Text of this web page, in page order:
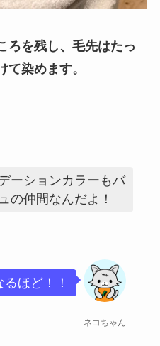
ろを残し、毛先はたっ
染めます。
ーションカラーもバ
の仲間なんだよ！
ネコちゃん
るほど！！